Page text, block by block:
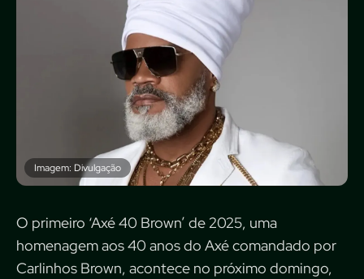
Imagem: Divulgação
O primeiro ‘Axé 40 Brown’ de 2025, uma
homenagem aos 40 anos do Axé comandado por
Carlinhos Brown, acontece no próximo domingo,